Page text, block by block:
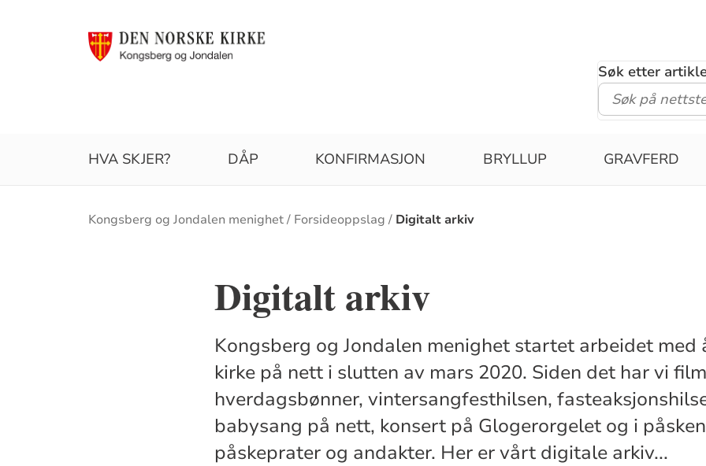
Søk etter
HVA SKJER? DÅP KONFIRMASJON BRYLLUP GRAVFERD
Brødsmulesti
Kongsberg og Jondalen menighet Forsideoppslag Digitalt arkiv
Digitalt arkiv
Kongsberg og Jondalen menighet startet arbeidet med
kirke på nett i slutten av mars 2020. Siden det har vi
hverdagsbønner, vintersangfesthilsen,
babysang på nett, konsert på Glogerorgelet og i
påskeprater og andakter. Her er vårt digitale arkiv...